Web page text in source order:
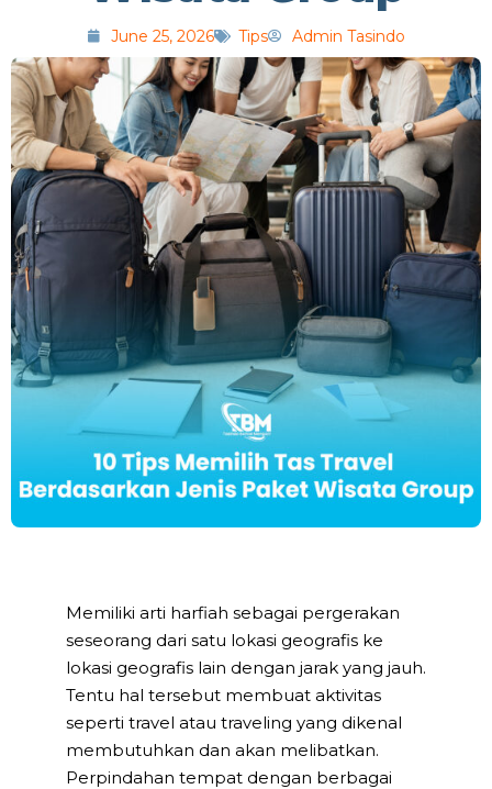
June 25, 2026 Tips Admin Tasindo
Memiliki arti harfiah sebagai pergerakan
seseorang dari satu lokasi geografis ke
lokasi geografis lain dengan jarak yang jauh.
Tentu hal tersebut membuat aktivitas
seperti travel atau traveling yang dikenal
membutuhkan dan akan melibatkan.
Perpindahan tempat dengan berbagai